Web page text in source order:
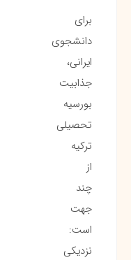
برای
دانشجوی
ایرانی،
جذابیت
بورسیه
تحصیلی
ترکیه
از
چند
جهت
است:
نزدیکی